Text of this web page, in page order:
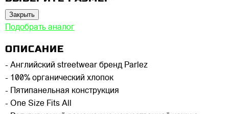
Закрыть
Подобрать аналог
ОПИСАНИЕ
- Английский streetwear бренд Parlez
- 100% органический хлопок
- Пятипанельная конструкция
- One Size Fits All